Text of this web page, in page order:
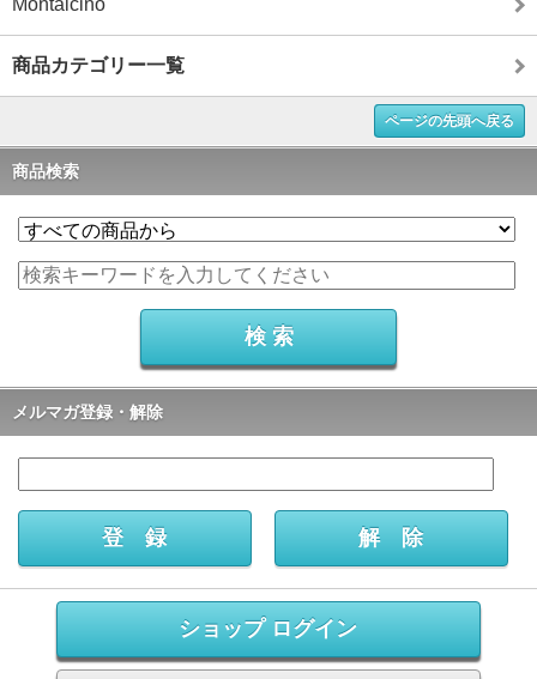
Montalcino
商品カテゴリー一覧
ページの先頭へ戻る
商品検索
メルマガ登録・解除
ショップ ログイン